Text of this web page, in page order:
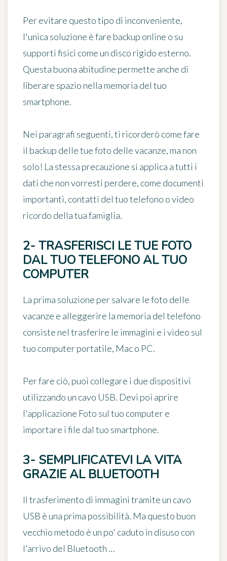
Per evitare questo tipo di inconveniente,
l'unica soluzione è fare backup online o su
supporti fisici come un disco rigido esterno.
Questa buona abitudine permette anche di
liberare spazio nella memoria del tuo
smartphone.
Nei paragrafi seguenti, ti ricorderò come fare
il backup delle tue foto delle vacanze, ma non
solo! La stessa precauzione si applica a tutti i
dati che non vorresti perdere, come documenti
importanti, contatti del tuo telefono o video
ricordo della tua famiglia.
2- TRASFERISCI LE TUE FOTO
DAL TUO TELEFONO AL TUO
COMPUTER
La prima soluzione per salvare le foto delle
vacanze e alleggerire la memoria del telefono
consiste nel trasferire le immagini e i video sul
tuo computerportatile, Mac o PC.
Per fare ciò, puoi collegare i due dispositivi
utilizzando un cavo USB. Devi poi aprire
l'applicazione Foto sul tuo computer e
importare i file dal tuo smartphone.
3- SEMPLIFICATEVI LA VITA
GRAZIE AL BLUETOOTH
Il trasferimento di immagini tramite un cavo
USB è una prima possibilità. Ma questo buon
vecchio metodo è un po' caduto in disuso con
l'arrivo del Bluetooth …